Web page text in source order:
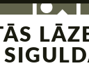
poligona